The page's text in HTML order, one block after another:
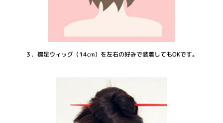
３．襟足ウィッグ（14cm）を左右の好みで装着してもOKです。